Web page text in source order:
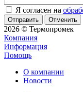
Я согласен на
Отменить
2026 © Термопромек
Компания
Информация
Помощь
О компании
Новости